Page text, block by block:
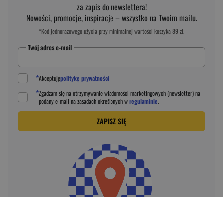
za zapis do newslettera!
Nowości, promocje, inspiracje – wszystko na Twoim mailu.
*Kod jednorazowego użycia przy minimalnej wartości koszyka 89 zł.
Twój adres e-mail
*Akceptujępolitykę prywatności
*Zgadzam się na otrzymywanie wiadomości marketingowych (newsletter) na
podanye-mail na zasadach określonych wregulaminie.
ZAPISZ SIĘ